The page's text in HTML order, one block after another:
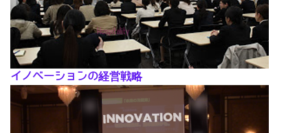
イノベーションの経営戦略